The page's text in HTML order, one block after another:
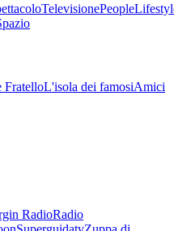
TelevisionePeople
FratelloL'isola dei famosiAmici
RadioRadio